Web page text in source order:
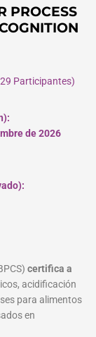
PROCESS
Participantes)
de 2026
certifica a
acidificación
para alimentos
en